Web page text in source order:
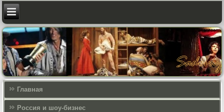
Главная
Россия и шоу-бизнес